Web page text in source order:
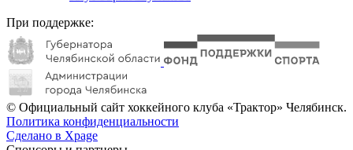
При поддержке:
© Официальный сайт хоккейного клуба «Трактор» Челябинск.
Политика конфиденциальности
Сделано в Xpage